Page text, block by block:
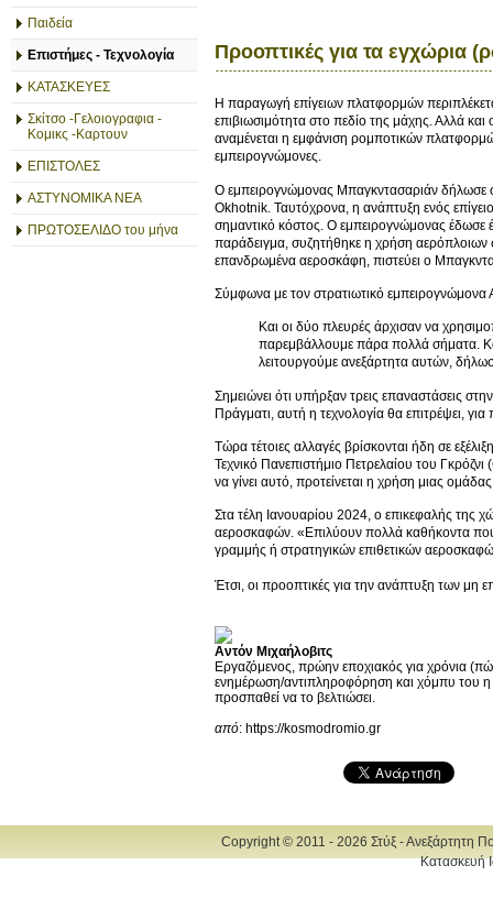
Παιδεία
Επιστήμες - Τεχνολογία
ΚΑΤΑΣΚΕΥΕΣ
Σκίτσο -Γελοιογραφια -
Κομικς -Καρτουν
ΕΠΙΣΤΟΛΕΣ
ΑΣΤΥΝΟΜΙΚΑ ΝΕΑ
ΠΡΩΤΟΣΕΛΙΔΟ του μήνα
Προοπτικές για τα εγχώρια
Η παραγωγή επίγειων πλατφορμών
επιβιωσιμότητα στο πεδίο της μάχης. Αλλά
αναμένεται η εμφάνιση ρομποτικών
εμπειρογνώμονες.
Ο εμπειρογνώμονας Μπαγκντασαριάν δήλωσε
Okhotnik. Ταυτόχρονα, η ανάπτυξη ενός
σημαντικό κόστος. Ο εμπειρογνώμονας
παράδειγμα, συζητήθηκε η χρήση αερόπλοιων
επανδρωμένα αεροσκάφη, πιστεύει ο
Σύμφωνα με τον στρατιωτικό εμπειρογνώμονα
Και οι δύο πλευρές άρχισαν να
παρεμβάλλουμε πάρα πολλά σήματα.
λειτουργούμε ανεξάρτητα αυτών,
Σημειώνει ότι υπήρξαν τρεις επαναστάσεις
Πράγματι, αυτή η τεχνολογία θα επιτρέψει,
Τώρα τέτοιες αλλαγές βρίσκονται ήδη σε
Τεχνικό Πανεπιστήμιο Πετρελαίου του
να γίνει αυτό, προτείνεται η χρήση μιας
Στα τέλη Ιανουαρίου 2024, ο επικεφαλής της
αεροσκαφών. «Επιλύουν πολλά καθήκοντα
γραμμής ή στρατηγικών επιθετικών
Έτσι, οι προοπτικές για την ανάπτυξη των
Αντόν Μιχαήλοβιτς
Eργαζόμενος, πρώην εποχιακός για χρόνια
ενημέρωση/αντιπληροφόρηση και χόμπυ του η
προσπαθεί να το βελτιώσει.
από: https://kosmodromio.gr
Copyright © 2011 - 2026 Στύξ - Ανεξάρτητη
Κατασκευή